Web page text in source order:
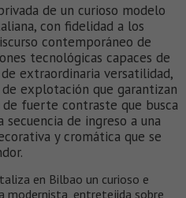
de un curioso modelo
con fidelidad a los
contemporáneo de
tecnológicas capaces de
extraordinaria versatilidad,
explotación que garantizan
fuerte contraste que busca
de ingreso a una
y cromática que se
en Bilbao un curioso e
modernista, entretejida sobre